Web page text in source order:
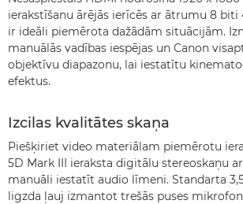
ierakstīšanu ārējās ierīcēs ar ātrumu 8 biti
ir ideāli piemērota dažādām situācijām.
manuālās vadības iespējas un Canon
objektīvu diapazonu, lai iestatītu
efektus.
Izcilas kvalitātes skaņa
Piešķiriet video materiālam piemērotu
5D Mark III ieraksta digitālu stereoskaņu
manuāli iestatīt audio līmeni. Standarta
ligzda ļauj izmantot trešās puses